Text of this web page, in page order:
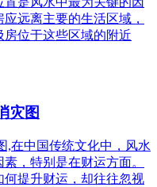
远离主要的生活区域，
位于这些区域的附近
灾图
,在中国传统文化中，风水
，特别是在财运方面。
提升财运，却往往忽视